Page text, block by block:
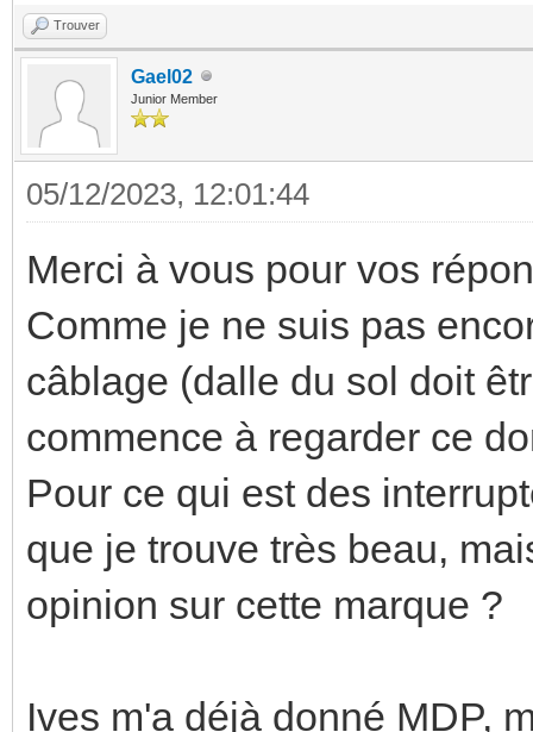
Trouver
Gael02
Junior Member
05/12/2023, 12:01:44
Merci à vous pour vos
Comme je ne suis pas
câblage (dalle du sol doit
commence à regarder ce
Pour ce qui est des
que je trouve très beau,
opinion sur cette marque ?
Ives m'a déjà donné MDP,